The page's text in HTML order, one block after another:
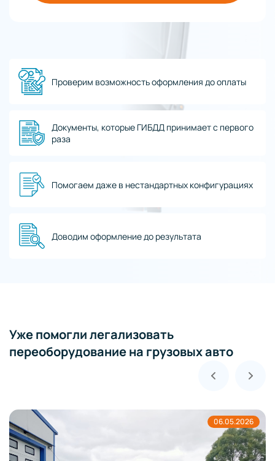
Проверим возможность оформления до оплаты
Документы, которые ГИБДД принимает с первого
раза
Помогаем даже в нестандартных конфигурациях
Доводим оформление до результата
Уже помогли легализовать
переоборудование на грузовых авто
06.05.2026